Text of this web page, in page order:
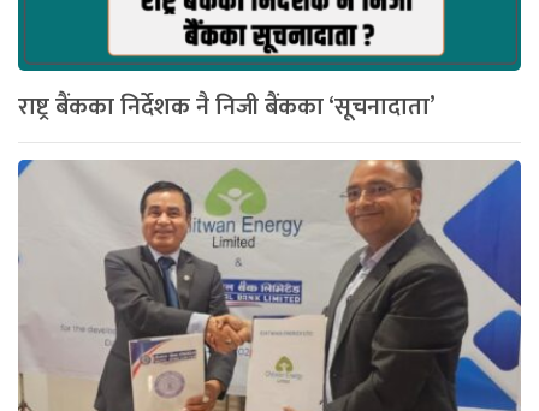
राष्ट्र बैंकका निर्देशक नै निजी बैंकका ‘सूचनादाता’